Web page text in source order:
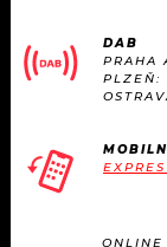
DAB
PRAHA
PLZEŇ:
ONLINE